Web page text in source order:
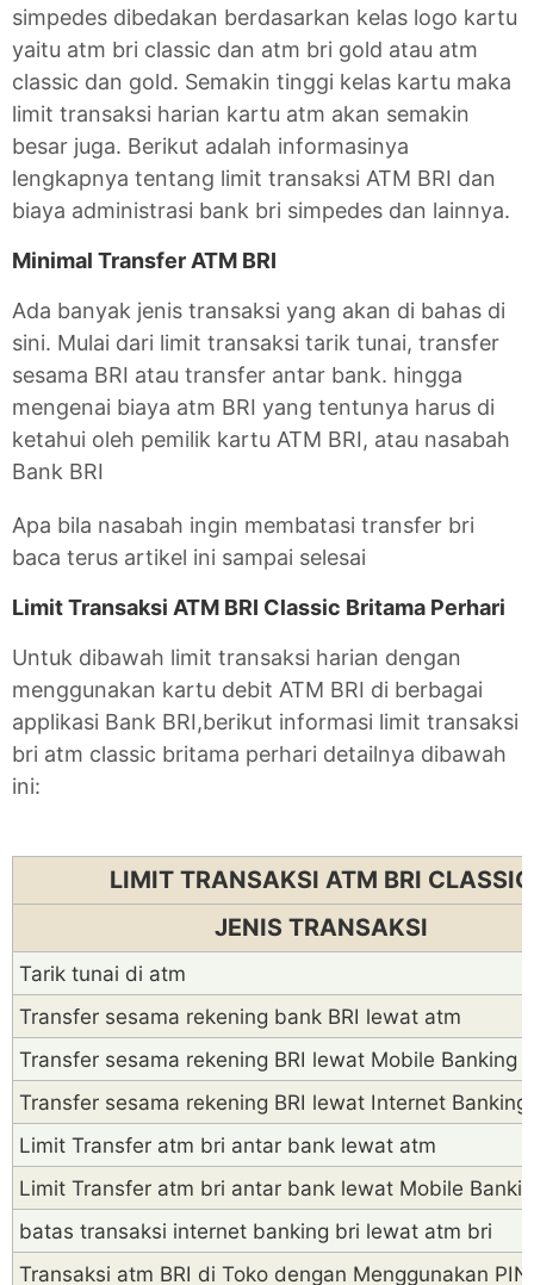
simpedes dibedakan berdasarkan kelas logo kartu
yaitu atm bri classic dan atm bri gold atau atm
classic dan gold. Semakin tinggi kelas kartu maka
limit transaksi harian kartu atm akan semakin
besar juga. Berikut adalah informasinya
lengkapnya tentang limit transaksi ATM BRI dan
biaya administrasi bank bri simpedes dan lainnya.
Minimal Transfer ATM BRI
Ada banyak jenis transaksi yang akan di bahas di
sini. Mulai dari limit transaksi tarik tunai, transfer
sesama BRI atau transfer antar bank. hingga
mengenai biaya atm BRI yang tentunya harus di
ketahui oleh pemilik kartu ATM BRI, atau nasabah
Bank BRI
Apa bila nasabah ingin membatasi transfer bri
baca terus artikel ini sampai selesai
Limit Transaksi ATM BRI Classic Britama Perhari
Untuk dibawah limit transaksi harian dengan
menggunakan kartu debit ATM BRI di berbagai
applikasi Bank BRI,berikut informasi limit transaksi
bri atm classic britama perhari detailnya dibawah
ini:
LIMIT TRANSAKSI ATM BRI
JENIS TRANSAKSI
Tarik tunai di atm
Transfer sesama rekening bank BRI lewat atm
Transfer sesama rekening BRI lewat Mobile Banking
Transfer sesama rekening BRI lewat Internet Banking
Limit Transfer atm bri antar bank lewat atm
Limit Transfer atm bri antar bank lewat Mobile
batas transaksi internet banking bri lewat atm bri
Transaksi atm BRI di Toko dengan Menggunakan PIN